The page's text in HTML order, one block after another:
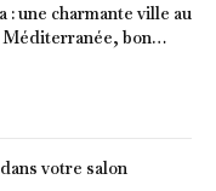
: une charmante ville au
Méditerranée, bon
votre salon